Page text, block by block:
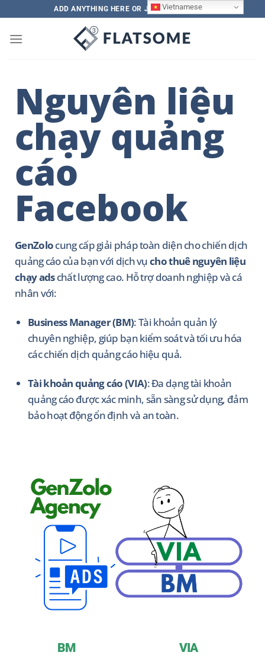
ADD ANYTHING HERE OR JUST REMOVE IT...
Nguyên liệu
chạy quảng
cáo
Facebook
GenZolocung cấp giải pháp toàn diện cho chiến dịch
quảng cáo của bạn với dịch vụcho thuê nguyên liệu
chạy adschất lượng cao. Hỗ trợ doanh nghiệp và cá
nhân với:
Business Manager (BM): Tài khoản quản lý
chuyên nghiệp, giúp bạn kiểm soát và tối ưu hóa
các chiến dịch quảng cáo hiệu quả.
Tài khoản quảng cáo (VIA): Đa dạng tài khoản
quảng cáo được xác minh, sẵn sàng sử dụng, đảm
bảo hoạt động ổn định và an toàn.
BM VIA
Vietnamese